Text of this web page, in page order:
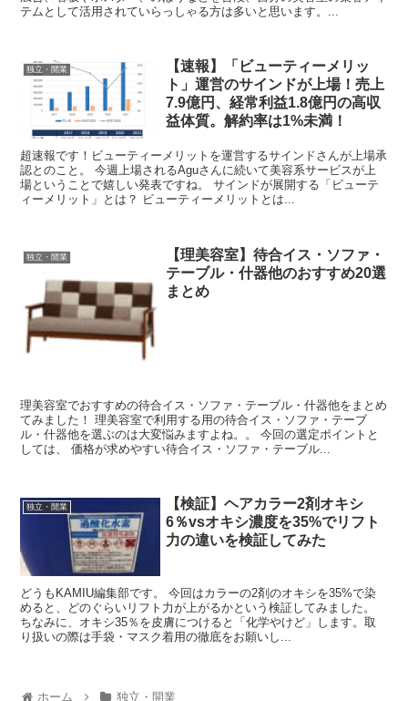
テムとして活用されていらっしゃる方は多いと思います。...
独立・開業
【速報】「ビューティーメリッ
ト」運営のサインドが上場！売上
7.9億円、経常利益1.8億円の高収
益体質。解約率は1%未満！
超速報です！ビューティーメリットを運営するサインドさんが上場承
認とのこと。 今週上場されるAguさんに続いて美容系サービスが上
場ということで嬉しい発表ですね。 サインドが展開する「ビューテ
ィーメリット」とは？ ビューティーメリットとは...
独立・開業
【理美容室】待合イス・ソファ・
テーブル・什器他のおすすめ20選
まとめ
理美容室でおすすめの待合イス・ソファ・テーブル・什器他をまとめ
てみました！ 理美容室で利用する用の待合イス・ソファ・テーブ
ル・什器他を選ぶのは大変悩みますよね。。 今回の選定ポイントと
しては、 価格が求めやすい待合イス・ソファ・テーブル...
独立・開業
【検証】ヘアカラー2剤オキシ
6％vsオキシ濃度を35%でリフト
力の違いを検証してみた
どうもKAMIU編集部です。 今回はカラーの2剤のオキシを35%で染
めると、どのぐらいリフト力が上がるかという検証してみました。
ちなみに、オキシ35％を皮膚につけると「化学やけど」します。取
り扱いの際は手袋・マスク着用の徹底をお願いし...
ホーム 独立・開業